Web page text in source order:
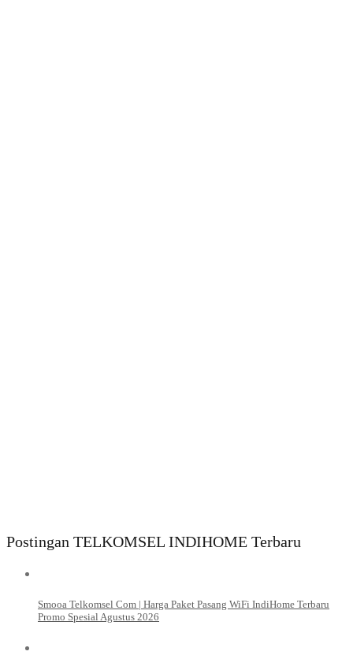
Postingan TELKOMSEL INDIHOME Terbaru
Smooa Telkomsel Com | Harga Paket Pasang WiFi IndiHome Terbaru
Promo Spesial Agustus 2026